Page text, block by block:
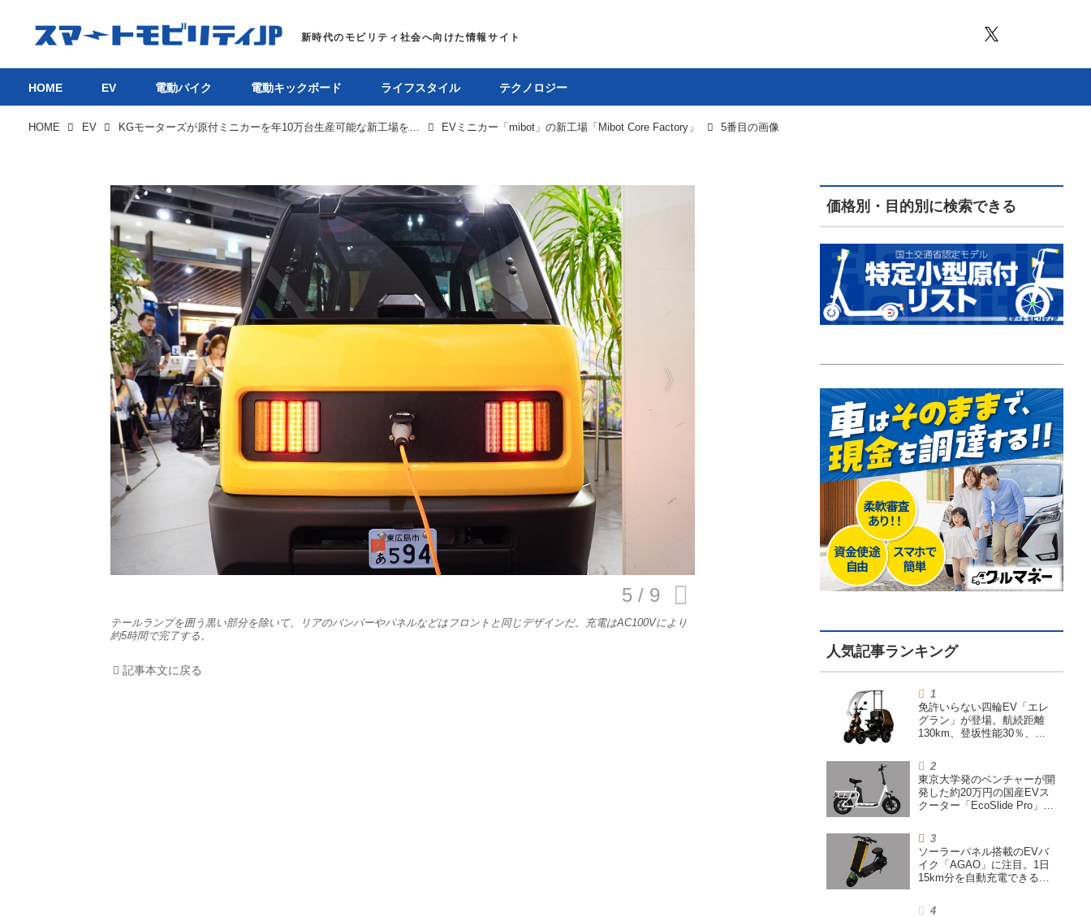
HOME
電動バイク
電動キックボード
ライフスタイル
HOME EV 電動バイク 電動キックボード ライフスタイル テクノロジー
HOME EV KGモーターズが原付ミニカーを年10万台生産可能な新工場を開設。mibotを2025年秋に量産開始 EVミニカー「mibot」の新工場「Mibot Core Factory」 5番目の画像
テールランプを囲う黒い部分を除いて、リアのバンパーやパネルなどはフロントと同じデザインだ。充電はAC100Vにより
約5時間で完了する。
記事本文に戻る
価格別・目的別に検索できる
免許いらない四輪EV「エレ
グラン」が登場。航続距離
130km、登坂性能30％、
東京大学発のベンチャーが開
発した約20万円の国産EVス
クーター「EcoSlide Pro」が
ハイパワー特定小型原付
ソーラーパネル搭載のEVバ
イク「AGAO」に注目。1日
15km分を自動充電できる